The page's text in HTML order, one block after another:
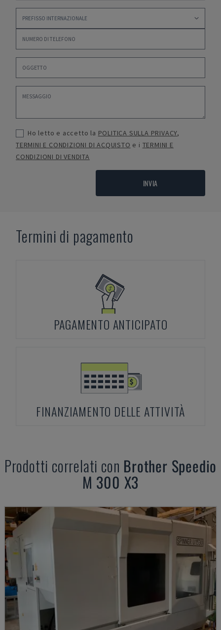
Ho letto e accetto la POLITICA SULLA PRIVACY,
TERMINI E CONDIZIONI DI ACQUISTO e i TERMINI E
CONDIZIONI DI VENDITA
INVIA
Termini di pagamento
PAGAMENTO ANTICIPATO
FINANZIAMENTO DELLE ATTIVITÀ
Prodotti correlati con Brother Speedio
M 300 X3